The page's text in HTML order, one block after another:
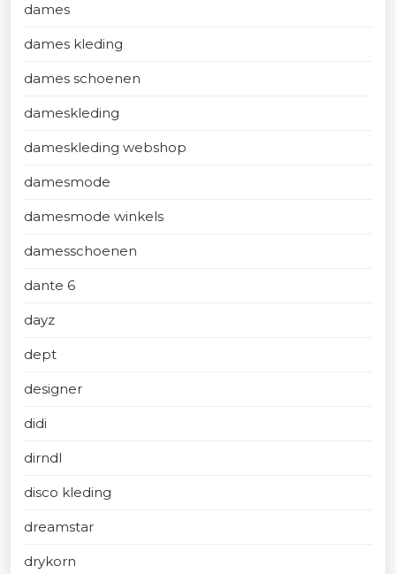
dames
dames kleding
dames schoenen
dameskleding
dameskleding webshop
damesmode
damesmode winkels
damesschoenen
dante 6
dayz
dept
designer
didi
dirndl
disco kleding
dreamstar
drykorn